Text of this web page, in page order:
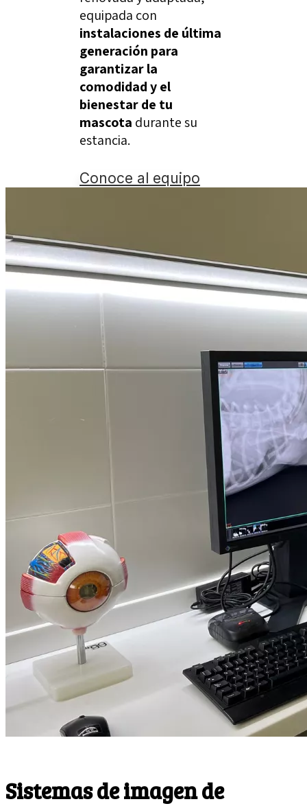
equipada con
instalaciones de última
generación para
garantizar la
comodidad y el
bienestar de tu
mascota durante su
estancia.
Conoce al equipo
Sistemas de imagen de